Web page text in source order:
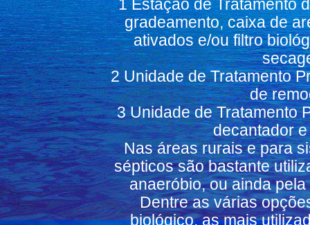
1 Estação de Tratamento
gradeamento, caixa de
ativados e/ou filtro
2 Unidade de Tratamento
de
3 Unidade de Tratamento
decantador
Nas áreas rurais e para
sépticos são bastante
anaeróbio, ou ainda
Dentre as várias
biológico, as mais